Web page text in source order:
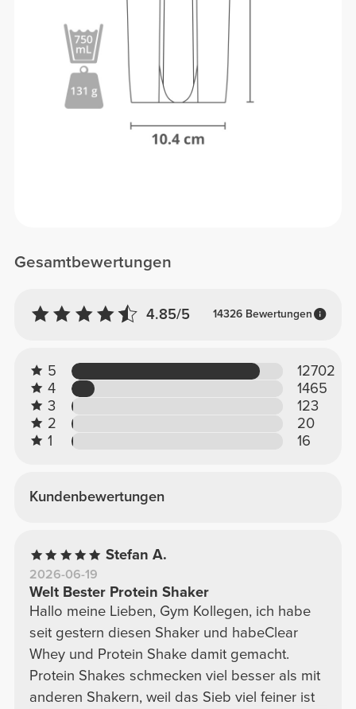
Gesamtbewertungen
4.85/5 14326 Bewertungen
5
12702
4
1465
3
123
2
20
1
16
Kundenbewertungen
Stefan A.
2026-06-19
Welt Bester Protein Shaker
Hallo meine Lieben, Gym Kollegen, ich habe
seit gestern diesen Shaker und habeClear
Whey und Protein Shake damit gemacht.
Protein Shakes schmecken viel besser als mit
anderen Shakern, weil das Sieb viel feiner ist